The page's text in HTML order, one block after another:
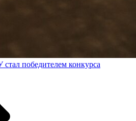
победителем конкурса